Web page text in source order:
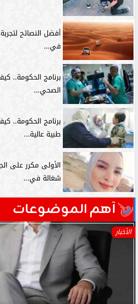
أفضل النصائح
في...
برنامج الحكومة..
الصحي...
برنامج الحكومة..
طبية عالية...
الأولى مكرر على
شغالة في...
آهم الموضوعات
الأخبار